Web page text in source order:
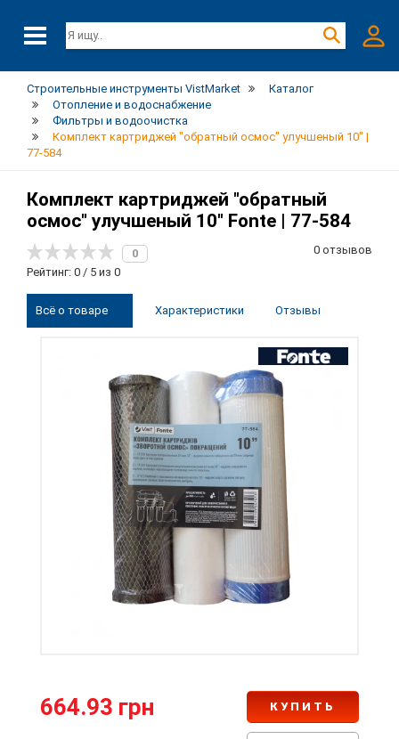
Строительные инструменты VistMarket
Каталог
Отопление и водоснабжение
Фильтры и водоочистка
Комплект картриджей "обратный осмос" улучшеный 10" |
77-584
Комплект картриджей "обратный
осмос" улучшеный 10" Fonte | 77-584
0
Рейтинг: 0 / 5 из 0
0 отзывов
Всё о товаре Характеристики Отзывы
664.93 грн КУПИТЬ